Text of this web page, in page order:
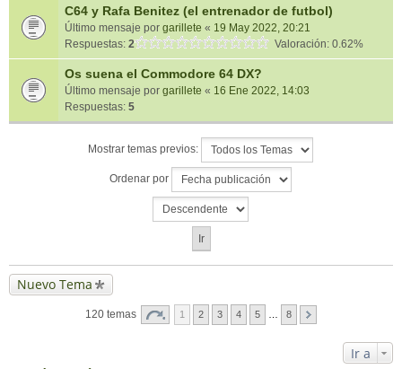
C64 y Rafa Benitez (el entrenador de futbol)
Último mensaje por garillete « 19 May 2022, 20:21
Respuestas: 2 Valoración: 0.62%
Os suena el Commodore 64 DX?
Último mensaje por garillete « 16 Ene 2022, 14:03
Respuestas: 5
Mostrar temas previos:
Ordenar por
Nuevo Tema
120 temas 1 2 3 4 5 8
Ir a